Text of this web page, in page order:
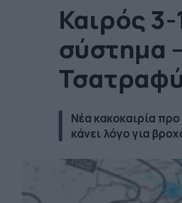
Καιρός
σύστημα
Νέα κακοκαιρία
κάνει λόγο για